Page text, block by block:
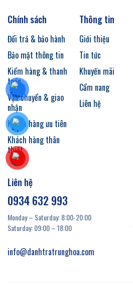
Chính sách
Đổi trả & bảo hành
Bảo mật thông tin
Kiểm hàng & thanh
toán
Vận chuyển & giao
nhận
Khách hàng ưu tiên
Khách hàng thân
thiết
Thông tin
Giới thiệu
Tin tức
Khuyến mãi
Cẩm nang
Liên hệ
Liên hệ
0934 632 993
Monday – Saturday: 8:00-20:00
Saturday: 09:00 – 18:00
info@danhtratrunghoa.com